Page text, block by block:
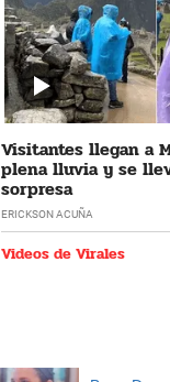
Visitantes llegan a
plena lluvia y se
sorpresa
ERICKSON ACUÑA
Videos de Virales